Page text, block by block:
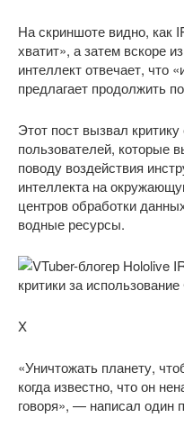
На скриншоте видно, как
хватит», а затем вскоре
интеллект отвечает, что
предлагает продолжить
Этот пост вызвал
пользователей, которые
поводу воздействия
интеллекта на
центров обработки
водные ресурсы.
X
«Уничтожать планету,
когда известно, что он
говоря», — написал один